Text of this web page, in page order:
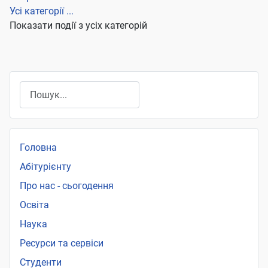
Усі категорії ...
Показати події з усіх категорій
Головна
Абітурієнту
Про нас - сьогодення
Освіта
Наука
Ресурси та сервіси
Студенти